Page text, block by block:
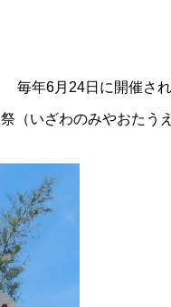
毎年6月24日に開催さ
（いざわのみやおたう